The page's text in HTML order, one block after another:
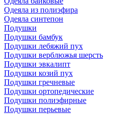
Одеяла из полиэфира
Одеяла синтепон
Подушки
Подушки бамбук
Подушки лебяжий пух
Подушки верблюжья шерсть
Подушки эвкалипт
Подушки козий пух
Подушки гречневые
Подушки ортопедические
Подушки полиэфирные
Подушки перьевые